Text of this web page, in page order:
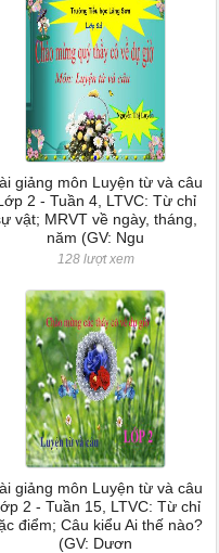
giảng môn Luyện từ và câu
2 - Tuần 4, LTVC: Từ chỉ
vật; MRVT về ngày, tháng,
năm (GV: Ngu
128 lượt xem
giảng môn Luyện từ và câu
2 - Tuần 15, LTVC: Từ chỉ
điểm; Câu kiểu Ai thế nào?
(GV: Dươn